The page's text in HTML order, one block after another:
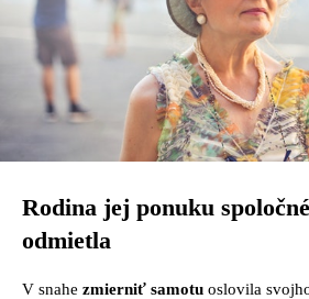
Rodina jej ponuku
odmietla
V snahe zmierniť samotu oslovila